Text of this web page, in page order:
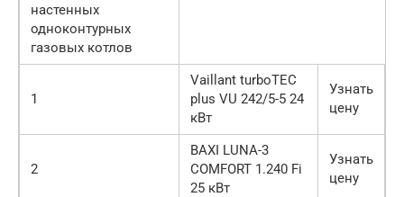
настенных
одноконтурных
газовых котлов
1
Vaillant turboTEC
plus VU 242/5-5 24
кВт
Узнать
цену
2
BAXI LUNA-3
COMFORT 1.240 Fi
25 кВт
Узнать
цену